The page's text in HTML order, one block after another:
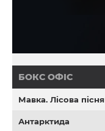
БОКС ОФІС
Мавка. Лісова пісня
Антарктида